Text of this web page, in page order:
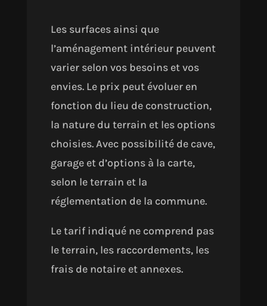
Les surfaces ainsi que
l’aménagement intérieur peuvent
varier selon vos besoins et vos
envies. Le prix peut évoluer en
fonction du lieu de construction,
la nature du terrain et les options
choisies. Avec possibilité de cave,
garage et d’options à la carte,
selon le terrain et la
réglementation de la commune.
Le tarif indiqué ne comprend pas
le terrain, les raccordements, les
frais de notaire et annexes.